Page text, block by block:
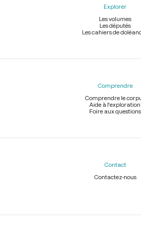
Explorer
Les volumes
Les députés
Les cahiers de
Comprendre
Comprendre le
Aide à l'exploration
Foire aux questions
Contact
Contactez-nous
Légal